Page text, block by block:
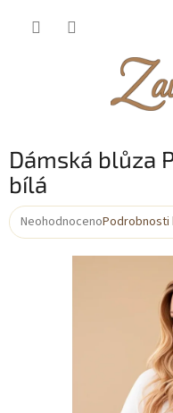
Dámská blůza
bílá
Průměrné
NeohodnocenoPodrobnosti